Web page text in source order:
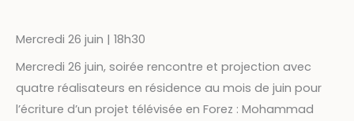
Mercredi 26 juin | 18h30
Mercredi 26 juin, soirée rencontre et projection avec
quatre réalisateurs en résidence au mois de juin pour
l’écriture d’un projet télévisée en Forez : Mohammad